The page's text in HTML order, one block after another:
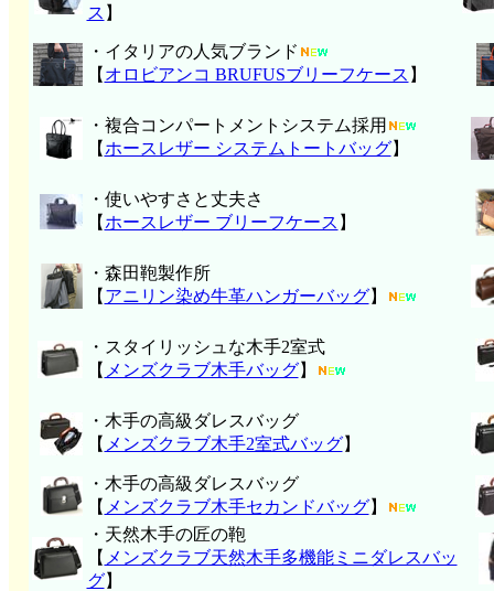
ス 】
・イタリアの人気ブランド
【 オロビアンコ BRUFUSブリーフケース 】
・複合コンパートメントシステム採用
【 ホースレザー システムトートバッグ】
・使いやすさと丈夫さ
【 ホースレザー ブリーフケース 】
・森田鞄製作所
【 アニリン染め牛革ハンガーバッグ】
・スタイリッシュな木手2室式
【 メンズクラブ木手バッグ】
・木手の高級ダレスバッグ
【 メンズクラブ木手2室式バッグ】
・木手の高級ダレスバッグ
【 メンズクラブ木手セカンドバッグ】
・天然木手の匠の鞄
【 メンズクラブ天然木手多機能ミニダレスバッ
グ】